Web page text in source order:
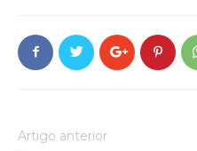
Artigo anterior